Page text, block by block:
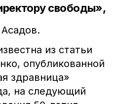
свободы»,
из статьи
опубликованной
здравница»
на следующий